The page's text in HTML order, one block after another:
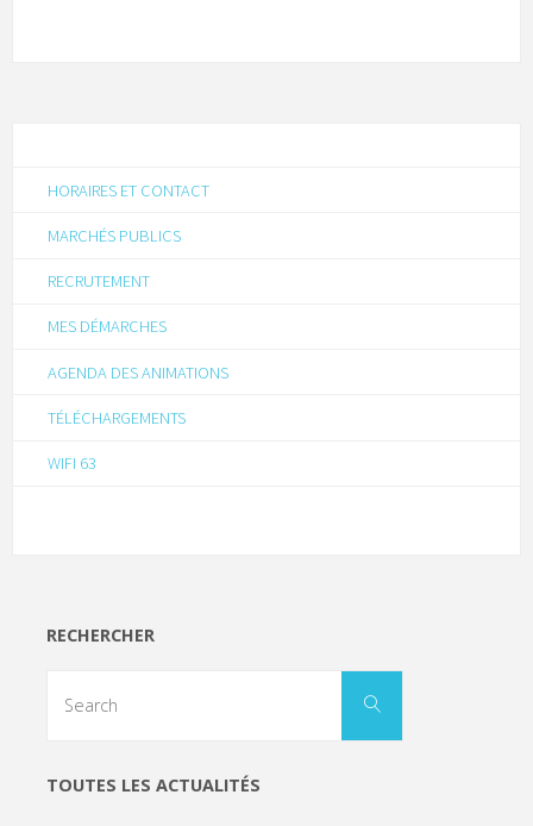
HORAIRES ET CONTACT
MARCHÉS PUBLICS
RECRUTEMENT
MES DÉMARCHES
AGENDA DES ANIMATIONS
TÉLÉCHARGEMENTS
WIFI 63
RECHERCHER
TOUTES LES ACTUALITÉS